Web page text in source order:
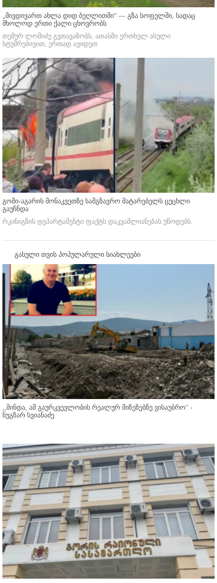
„მივდივართ ახლა დიდ ბეღლითში“ — გზა სოფელში, სადაც
მხოლოდ ერთი ქალი ცხოვრობს
თემურ ლომიძე გვთავაზობს, ათასში ერთხელ ასული
სტუმრებივით, ერთად ავიდეთ
გომი-აგარის მონაკვეთზე სამგზავრო მატარებელს ცეცხლი
გაუჩნდა
რკინიგზის დეპარტამენტი ფაქტს დაკვამლიანებას უწოდებს.
გასული თვის პოპულარული სიახლეები
,,მინდა, ამ გაურკვევლობის რეალურ მიზეზებზე ვისაუბრო'' -
ნუგზარ სვიანაძე